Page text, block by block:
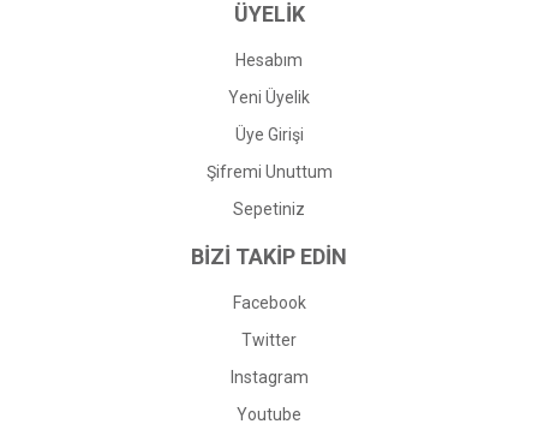
ÜYELİK
Hesabım
Yeni Üyelik
Üye Girişi
Şifremi Unuttum
Sepetiniz
BİZİ TAKİP EDİN
Facebook
Twitter
Instagram
Youtube